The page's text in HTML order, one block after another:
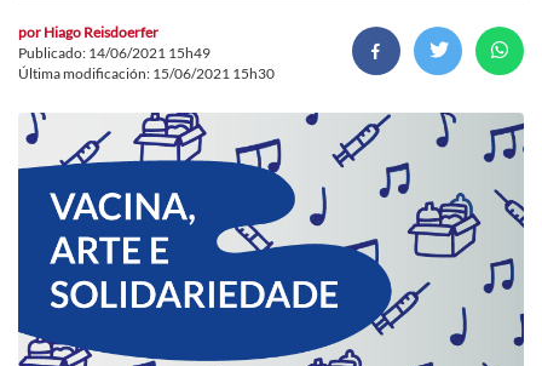
por Hiago Reisdoerfer
Publicado: 14/06/2021 15h49
Última modificación: 15/06/2021 15h30